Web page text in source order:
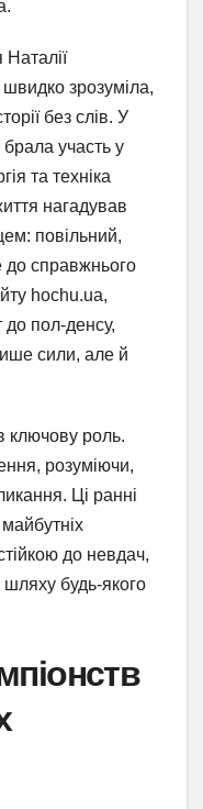
зрозуміла,
без слів. У
брала участь у
та техніка
нагадував
повільний,
до справжнього
hochu.ua,
до пол-денсу,
сили, але й
ключову роль.
розуміючи,
Ці ранні
до невдач,
будь-якого